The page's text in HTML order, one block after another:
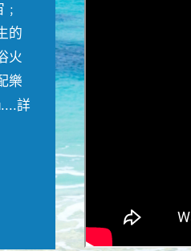
的
火
樂
詳